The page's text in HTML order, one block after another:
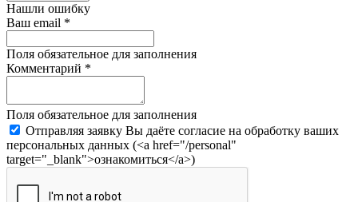
Нашли ошибку
Ваш email *
Поля обязательное для заполнения
Комментарий *
Поля обязательное для заполнения
Отправляя заявку Вы даёте согласие на обработку ваших
персональных данных (<a href="/personal"
target="_blank">ознакомиться</a>)